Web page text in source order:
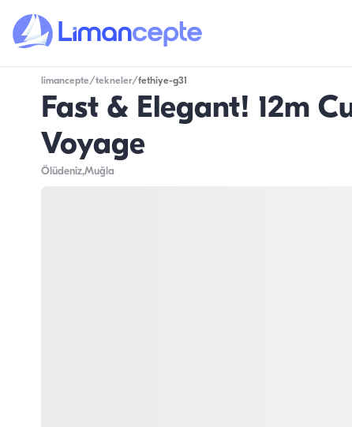
limancepte/tekneler/fethiye-g31
Fast & Elegant! 12m
Voyage
Ölüdeniz,Muğla